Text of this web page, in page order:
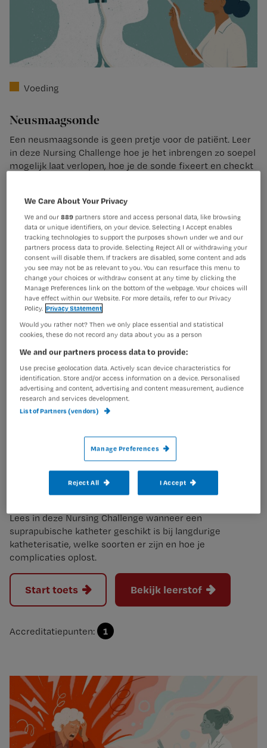
Voeding
Neusmaagsonde
Een neusmaagsonde is geen pretje voor de patiënt. Leer
in deze Nursing Challenge hoe je het inbrengen zo soepel
mogelijk laat verlopen, hoe je de sonde fixeert en checkt
Accreditatiepunten: 1
Suprapubische katheter
Lees in deze Nursing Challenge wanneer een
suprapubische katheter geschikt is bij langdurige
katheterisatie, welke soorten er zijn en hoe je
complicaties oplost.
Start toets Bekijk leerstof
Accreditatiepunten: 1
We Care About Your Privacy
We and our889 partners store and access personal data, like browsing
data or unique identifiers, on your device. Selecting I Accept enables
tracking technologies to support the purposes shown under we and our
partners process data to provide. Selecting Reject All or withdrawing your
consent will disable them. If trackers are disabled, some content and ads
you see may not be as relevant to you. You can resurface this menu to
change your choices or withdraw consent at any time by clicking the
Manage Preferences link on the bottom of the webpage. Your choices will
have effect within our Website. For more details, refer to our Privacy
Policy. Privacy Statement
Would you rather not? Then we only place essential and statistical
cookies, these do not record any data about you as a person
We and our partners process data to provide:
Use precise geolocation data. Actively scan device characteristics for
identification. Store and/or access information on a device. Personalised
advertising and content, advertising and content measurement, audience
research and services development.
List of Partners (vendors)
Manage Preferences
Reject All I Accept